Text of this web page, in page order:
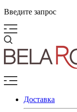
Введите запрос
Доставка